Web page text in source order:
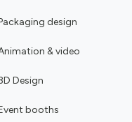
design
& video
Design
booths